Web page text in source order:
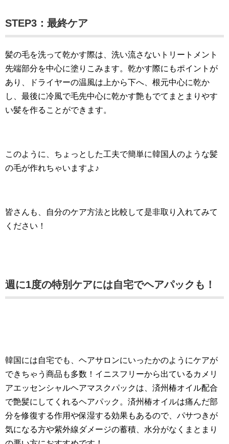
STEP3：最終ケア
髪の毛を洗って乾かす際は、洗い流さないトリートメント
先端部分を中心に塗りこみます。乾かす際にもポイントが
あり、ドライヤーの温風は上から下へ、根元中心に乾か
し、最後に冷風で毛先中心に乾かす艶もでてまとまりやす
い髪を作ることができます。
このように、ちょっとした工夫で簡単に韓国人のような髪
の毛が作れちゃいますよ♪
皆さんも、自分のケア方法と比較して是非取り入れてみて
ください！
週に1度の特別ケアには自宅でヘアパックも！
韓国には自宅でも、ヘアサロンにいったかのようにケアが
できちゃう商品も多数！イニスフリーから出ているカメリ
アエッセンシャルヘアマスクパックは、済州椿オイル配合
で艶髪にしてくれるヘアパック。済州椿オイルは痛んだ部
分を修復する作用や保湿する効果もあるので、パサつきが
気になる方や紫外線ダメージの蓄積、水分がなくまとまり